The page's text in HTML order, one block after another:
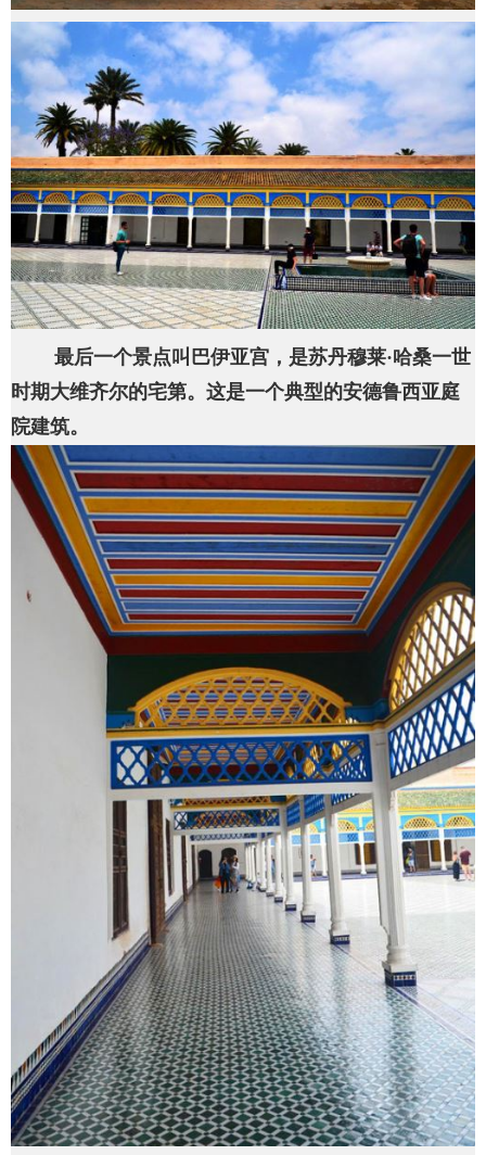
最后一个景点叫巴伊亚宫，是苏丹穆莱·哈桑一世
时期大维齐尔的宅第。这是一个典型的安德鲁西亚庭
院建筑。